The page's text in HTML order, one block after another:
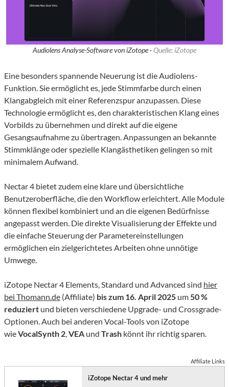
Audiolens Analyse-Software von iZotope · Quelle: iZotope
Eine besonders spannende Neuerung ist die Audiolens-
Funktion. Sie ermöglicht es, jede Stimmfarbe durch einen
Klangabgleich mit einer Referenzspur anzupassen. Diese
Technologie ermöglicht es, den charakteristischen Klang eines
Vorbilds zu übernehmen und direkt auf die eigene
Gesangsaufnahme zu übertragen. Anpassungen an bekannte
Stimmklänge oder spezielle Klangästhetiken gelingen so mit
minimalem Aufwand.
Nectar 4 bietet zudem eine klare und übersichtliche
Benutzeroberfläche, die den Workflow erleichtert. Alle Module
können flexibel kombiniert und an die eigenen Bedürfnisse
angepasst werden. Die direkte Visualisierung der Effekte und
die einfache Steuerung der Parametereinstellungen
ermöglichen ein zielgerichtetes Arbeiten ohne unnötige
Umwege.
iZotope Nectar 4 Elements, Standard und Advanced sind hier
bei Thomann.de (Affiliate) bis zum 16. April 2025 um 50 %
reduziert und bieten verschiedene Upgrade- und Crossgrade-
Optionen. Auch bei anderen Vocal-Tools von iZotope
wieVocalSynth 2 VEA und Trash könnt ihr richtig sparen.
Affiliate Links
iZotope Nectar 4 und mehr